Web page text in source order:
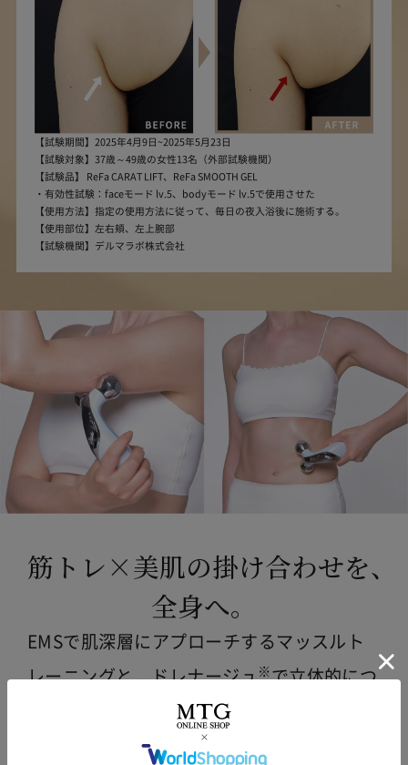
【試験期間】2025年4月9日~2025年5月23日
【試験対象】37歳～49歳の女性13名（外部試験機関）
【試験品】 ReFa CARAT LIFT、ReFa SMOOTH GEL
・有効性試験：faceモード lv.5、bodyモード lv.5で使用させた
【使用方法】指定の使用方法に従って、毎日の夜入浴後に施術する。
【使用部位】左右頬、左上腕部
【試験機関】デルマラボ株式会社
筋トレ×美肌の掛け合わせを、
全身へ。
EMSで肌深層にアプローチするマッスルト
レーニングと、ドレナージュ※で立体的につ
まみ流すケアを組み合わせて全身を引き締